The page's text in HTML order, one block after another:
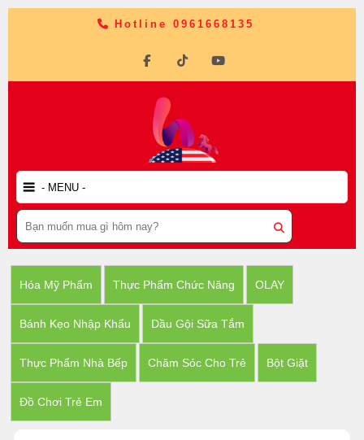
Hotline 0961668135
Hóa Mỹ Phẩm Thực Phẩm Chức Năng OLAY
Bánh Kẹo Nhập Khẩu Dầu Gội Sữa Tắm
Thực Phẩm Nhà Bếp Chăm Sóc Cho Trẻ Bột Giặt
Đồ Chơi Trẻ Em